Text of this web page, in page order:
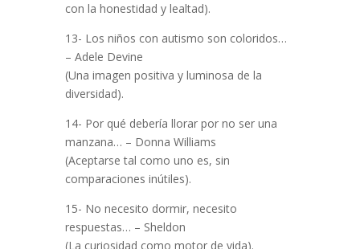
con la honestidad y lealtad).
13- Los niños con autismo son coloridos…
– Adele Devine
(Una imagen positiva y luminosa de la
diversidad).
14- Por qué debería llorar por no ser una
manzana… – Donna Williams
(Aceptarse tal como uno es, sin
comparaciones inútiles).
15- No necesito dormir, necesito
respuestas… – Sheldon
(La curiosidad como motor de vida).